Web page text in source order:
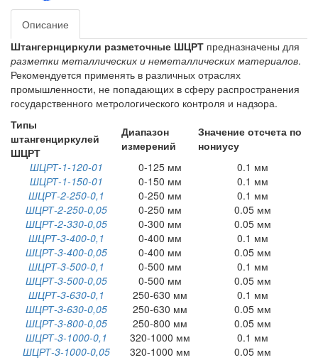
Описание
Штангернциркули разметочные ШЦРТ предназначены для
разметки металлических и неметаллических материалов.
Рекомендуется применять в различных отраслях
промышленности, не попадающих в сферу распространения
государственного метрологического контроля и надзора.
Типы
штангенциркулей
ШЦРТ
Диапазон
измерений
Значение отсчета по
нониусу
ШЦРТ-1-120-01
0-125 мм
0.1 мм
ШЦРТ-1-150-01
0-150 мм
0.1 мм
ШЦРТ-2-250-0,1
0-250 мм
0.1 мм
ШЦРТ-2-250-0,05
0-250 мм
0.05 мм
ШЦРТ-2-330-0,05
0-300 мм
0.05 мм
ШЦРТ-3-400-0,1
0-400 мм
0.1 мм
ШЦРТ-3-400-0,05
0-400 мм
0.05 мм
ШЦРТ-3-500-0,1
0-500 мм
0.1 мм
ШЦРТ-3-500-0,05
0-500 мм
0.05 мм
ШЦРТ-3-630-0,1
250-630 мм
0.1 мм
ШЦРТ-3-630-0,05
250-630 мм
0.05 мм
ШЦРТ-3-800-0,05
250-800 мм
0.05 мм
ШЦРТ-3-1000-0,1
320-1000 мм
0.1 мм
ШЦРТ-3-1000-0,05
320-1000 мм 0.05 мм